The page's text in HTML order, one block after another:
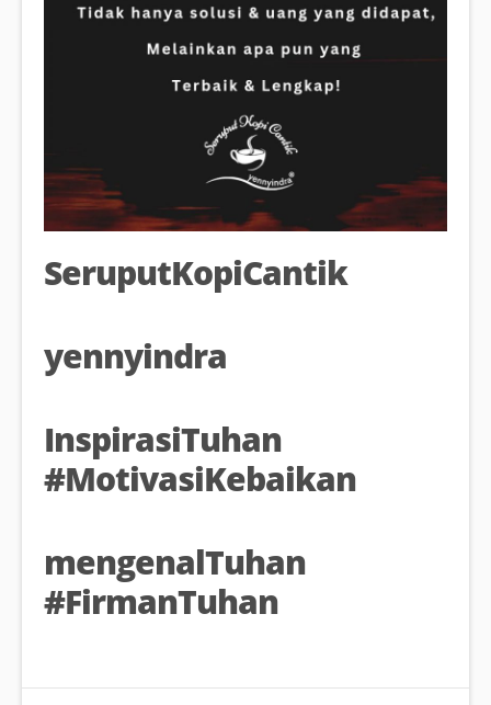
SeruputKopiCantik
yennyindra
InspirasiTuhan
#MotivasiKebaikan
mengenalTuhan
#FirmanTuhan